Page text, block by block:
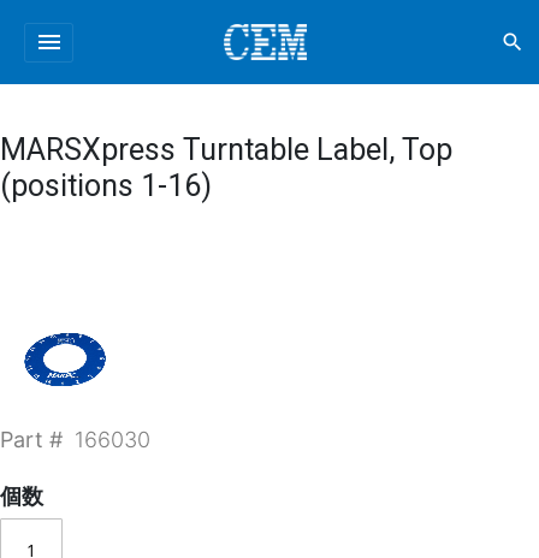
menu search
MARSXpress Turntable Label, Top
(positions 1-16)
Part # 166030
個数